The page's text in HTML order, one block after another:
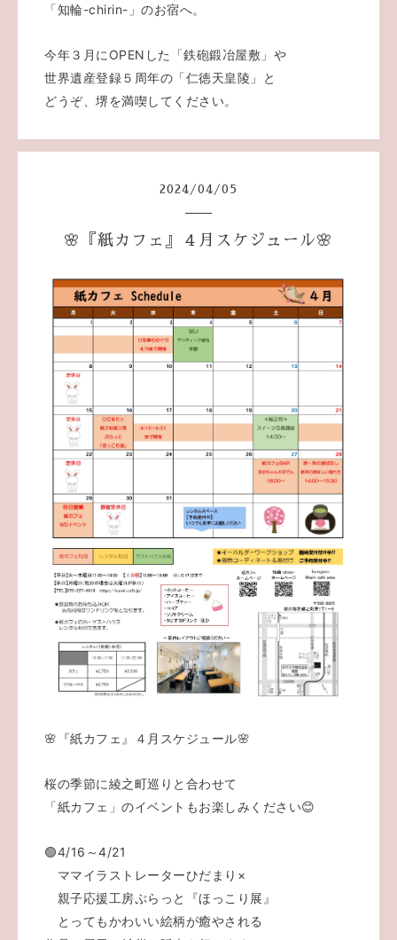
「知輪-chirin-」のお宿へ。
今年３月にOPENした「鉄砲鍛冶屋敷」や
世界遺産登録５周年の「仁徳天皇陵」と
どうぞ、堺を満喫してください。
2024 /04 /05
🌸『紙カフェ』４月スケジュール🌸
🌸『紙カフェ』４月スケジュール🌸
桜の季節に綾之町巡りと合わせて
「紙カフェ」のイベントもお楽しみください😊
🟢4/16～4/21
ママイラストレーターひだまり×
親子応援工房ぷらっと『ほっこり展』
とってもかわいい絵柄が癒やされる